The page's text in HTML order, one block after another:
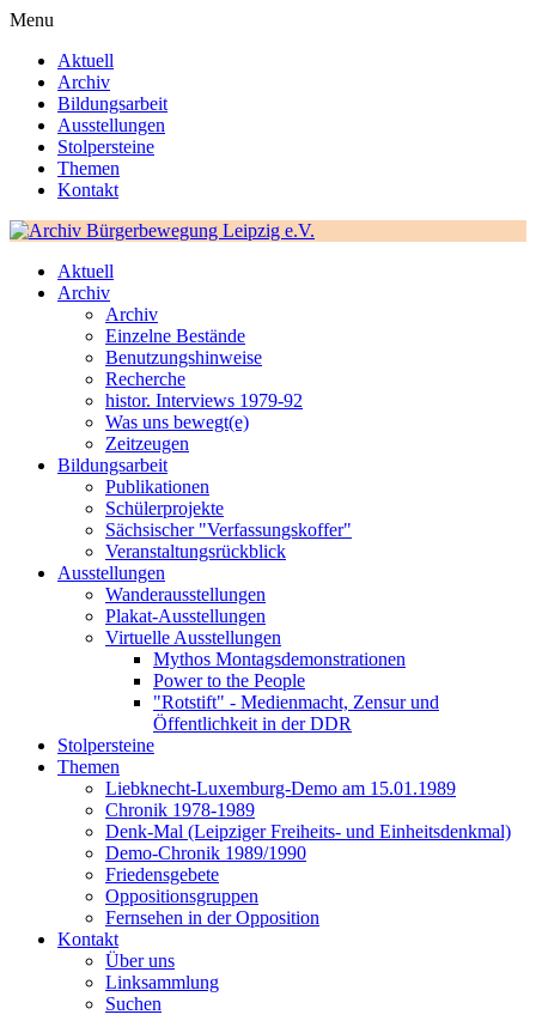
Menu
Aktuell
Archiv
Bildungsarbeit
Ausstellungen
Stolpersteine
Themen
Kontakt
Aktuell
Archiv
Archiv
Einzelne Bestände
Benutzungshinweise
Recherche
histor. Interviews 1979-92
Was uns bewegt(e)
Zeitzeugen
Bildungsarbeit
Publikationen
Schülerprojekte
Sächsischer "Verfassungskoffer"
Veranstaltungsrückblick
Ausstellungen
Wanderausstellungen
Plakat-Ausstellungen
Virtuelle Ausstellungen
Mythos Montagsdemonstrationen
Power to the People
"Rotstift" - Medienmacht, Zensur und
Öffentlichkeit in der DDR
Stolpersteine
Themen
Liebknecht-Luxemburg-Demo am 15.01.1989
Chronik 1978-1989
Denk-Mal (Leipziger Freiheits- und Einheitsdenkmal)
Demo-Chronik 1989/1990
Friedensgebete
Oppositionsgruppen
Fernsehen in der Opposition
Kontakt
Über uns
Linksammlung
Suchen